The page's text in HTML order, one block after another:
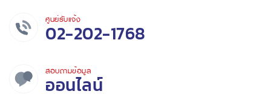
ศูนย์รับแจ้ง
02-202-1768
สอบถามข้อมูล
ออนไลน์